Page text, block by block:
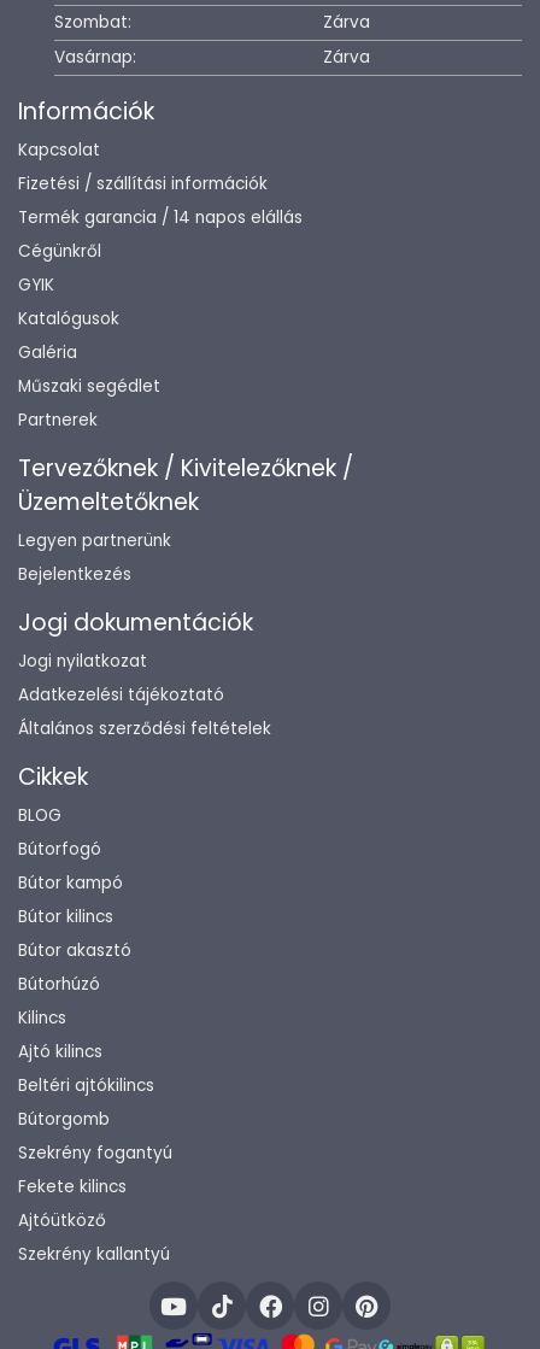
Szombat:
Zárva
Vasárnap:
Zárva
Információk
Kapcsolat
Fizetési / szállítási információk
Termék garancia / 14 napos elállás
Cégünkről
GYIK
Katalógusok
Galéria
Műszaki segédlet
Partnerek
Tervezőknek / Kivitelezőknek /
Üzemeltetőknek
Legyen partnerünk
Bejelentkezés
Jogi dokumentációk
Jogi nyilatkozat
Adatkezelési tájékoztató
Általános szerződési feltételek
Cikkek
BLOG
Bútorfogó
Bútor kampó
Bútor kilincs
Bútor akasztó
Bútorhúzó
Kilincs
Ajtó kilincs
Beltéri ajtókilincs
Bútorgomb
Szekrény fogantyú
Fekete kilincs
Ajtóütköző
Szekrény kallantyú